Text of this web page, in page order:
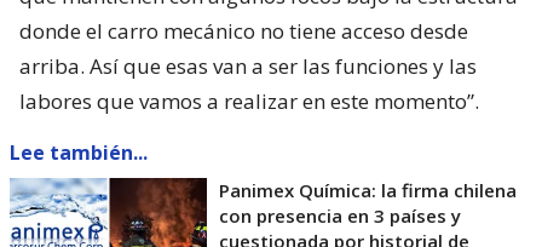
donde el carro mecánico no tiene acceso desde
arriba. Así que esas van a ser las funciones y las
labores que vamos a realizar en este momento”.
Lee también...
Panimex Química: la firma chilena
con presencia en 3 países y
cuestionada por historial de